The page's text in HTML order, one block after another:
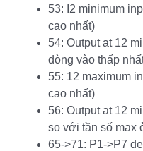
53: I2 minimum
cao nhất)
54: Output at 12
dòng vào thấp
55: 12 maximum
cao nhất)
56: Output at 12
so với tần số max
65->71: P1->P7